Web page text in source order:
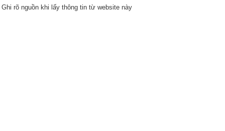
Ghi rõ nguồn khi lấy thông tin từ website này